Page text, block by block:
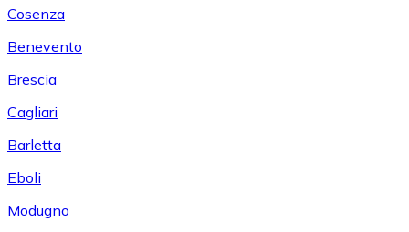
Cosenza
Benevento
Brescia
Cagliari
Barletta
Eboli
Modugno